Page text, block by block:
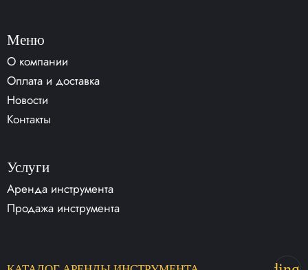
Меню
О компании
Оплата и доставка
Новости
Контакты
Услуги
Аренда инструмента
Продажа инструмента